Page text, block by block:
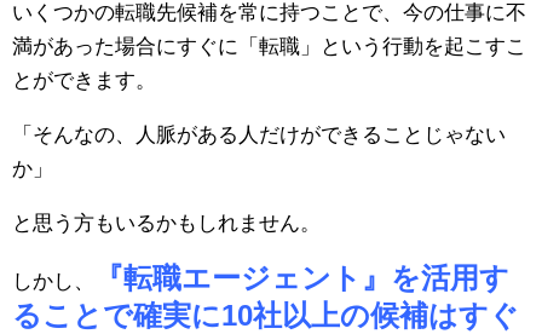
いくつかの転職先候補を常に持つことで、今の仕事に不
満があった場合にすぐに「転職」という行動を起こすこ
とができます。
「そんなの、人脈がある人だけができることじゃない
か」
と思う方もいるかもしれません。
しかし、
『転職エージェント』を活用す
ることで確実に10社以上の候補はすぐ